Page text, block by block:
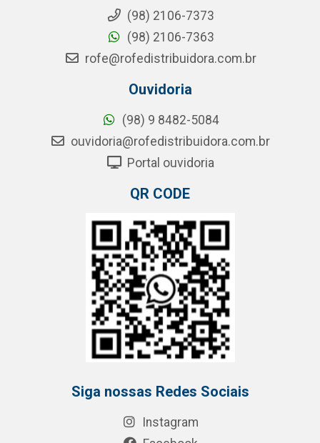
(98) 2106-7373
(98) 2106-7363
rofe@rofedistribuidora.com.br
Ouvidoria
(98) 9 8482-5084
ouvidoria@rofedistribuidora.com.br
Portal ouvidoria
QR CODE
Siga nossas Redes Sociais
Instagram